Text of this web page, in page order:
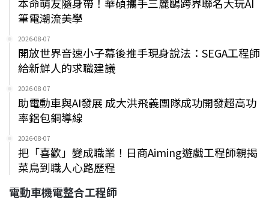
筆電潮流美學
2026-08-07
開放世界音速小子幕後推手現身說法：SEGA工程師
給新鮮人的求職建議
2026-08-07
助電動車與AI發展 成大洪飛義團隊成功開發超高功
率鋁包銅導線
2026-08-07
把「喜歡」變成職業！日商Aiming遊戲工程師親揭
菜鳥到職人心路歷程
電動車機電整合工程師